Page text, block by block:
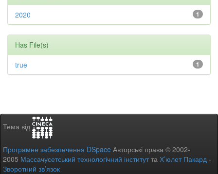
1
2020
Has File(s)
1
true
Тема від
Програмне забезпечення DSpace Авторські права © 2002-
2005 Массачусетський технологічний інститутта Х’юлет Пакард -
Зворотний зв’язок